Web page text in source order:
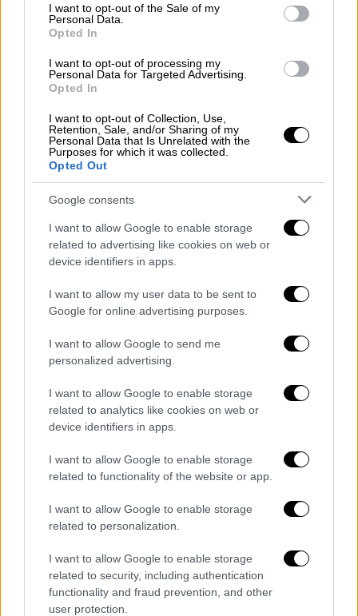
consent section.
I want to opt-out of the Sale of my
Personal Data.
Opted In
I want to opt-out of processing my
Personal Data for Targeted Advertising.
Opted In
I want to opt-out of Collection, Use,
Retention, Sale, and/or Sharing of my
Personal Data that Is Unrelated with the
Purposes for which it was collected.
Opted Out
Google consents
I want to allow Google to enable storage
related to advertising like cookies on web or
device identifiers in apps.
I want to allow my user data to be sent to
Google for online advertising purposes.
I want to allow Google to send me
personalized advertising.
I want to allow Google to enable storage
related to analytics like cookies on web or
device identifiers in apps.
I want to allow Google to enable storage
related to functionality of the website or app.
I want to allow Google to enable storage
related to personalization.
I want to allow Google to enable storage
related to security, including authentication
functionality and fraud prevention, and other
user protection.
Σύμφωνα με το tempo24.news, ο 54χρονος
νοσηλευότανστην παθολογική κλινική του
συμπεριφοράς που εμφάνιζε οι γιατροί χθες
το βράδυ έκριναν πως θα έπρεπε να γίνει
ψυχιατρική εκτίμηση.
Πράγματι ασθενοφόρο παρέλαβε τον άνδρα
και τον μετάφερε στο
Νοσοκομείο Ρίου. Εκεί οι γιατροί έκριναν
πως δεν χρήζει νοσηλείας στην
ψυχιατρική
κλινικήκαι αποφασίστηκε να επιστρέψει
στο Αίγιο.
συνοδούς του το ασθενοφόρο άρχισε να
τρέχει και το έσκασε από το
ειδοποιήθηκε ηΕΛ.ΑΣκαιαστυνομικοί
άρχισαν να το αναζητούν όλο το βράδυ.
Δυστυχώς όμως σήμερα ο άνδρας βρέθηκε
χωράφι νεκρός , στην περιοχή του Κάτω
Καστριτσίου. Για το περιστατικό έχει
ξεκινήσει έρευνα για να διαπιστωθεί τι
ακριβώς συνέβη και ο 54χρονος κατέληξε να
χάσει την ζωή του.
Τα σχολιά σας δημοσιεύονται άμεσα με δική σας ευθύνη. Το
ΕΘΝΟΣ θα παρεμβαίνει και τα προσβλητικά σχόλια θα
διαγράφονται